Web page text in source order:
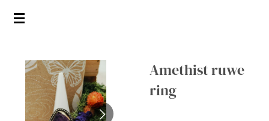
Ga
hoofdinhoud
Amethist ruwe
ring